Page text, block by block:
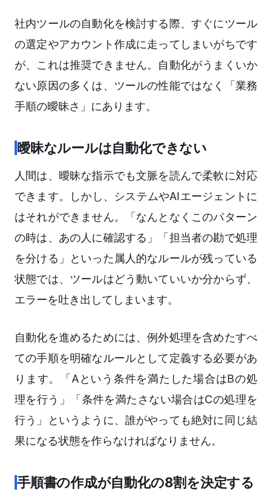
社内ツールの自動化を検討する際、すぐにツール
の選定やアカウント作成に走ってしまいがちです
が、これは推奨できません。自動化がうまくいか
ない原因の多くは、ツールの性能ではなく「業務
手順の曖昧さ」にあります。
曖昧なルールは自動化できない
人間は、曖昧な指示でも文脈を読んで柔軟に対応
できます。しかし、システムやAIエージェントに
はそれができません。「なんとなくこのパターン
の時は、あの人に確認する」「担当者の勘で処理
を分ける」といった属人的なルールが残っている
状態では、ツールはどう動いていいか分からず、
エラーを吐き出してしまいます。
自動化を進めるためには、例外処理を含めたすべ
ての手順を明確なルールとして定義する必要があ
ります。「Aという条件を満たした場合はBの処
理を行う」「条件を満たさない場合はCの処理を
行う」というように、誰がやっても絶対に同じ結
果になる状態を作らなければなりません。
手順書の作成が自動化の8割を決定する